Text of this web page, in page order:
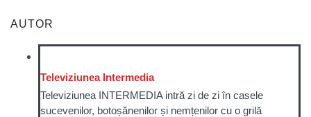
AUTOR
Televiziunea Intermedia
Televiziunea INTERMEDIA intră zi de zi în casele
sucevenilor, botoșănenilor și nemțenilor cu o grilă